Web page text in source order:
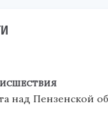
над Пензенской